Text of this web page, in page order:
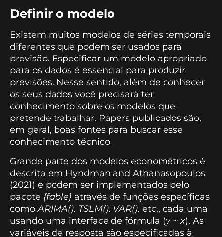
Definir o modelo
Existem muitos modelos de séries temporais
diferentes que podem ser usados para
previsão. Especificar um modelo apropriado
para os dados é essencial para produzir
previsões. Nesse sentido, além de conhecer
os seus dados você precisará ter
conhecimento sobre os modelos que
pretende trabalhar. Papers publicados são,
em geral, boas fontes para buscar esse
conhecimento técnico.
Grande parte dos modelos econométricos é
descrita em Hyndman and Athanasopoulos
(2021) e podem ser implementados pelo
pacote {fable} através de funções específicas
comoARIMA(), TSLM(), VAR(), etc., cada uma
usando uma interface de fórmula (y ~ x). As
variáveis de resposta são especificadas à